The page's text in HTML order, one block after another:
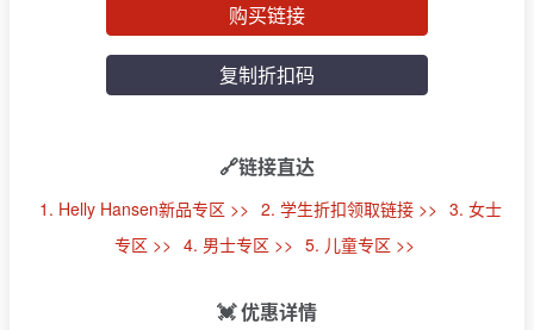
购买链接
复制折扣码
🔗链接直达
1. Helly Hansen新品专区 >> 2. 学生折扣领取链接 >> 3. 女士
专区 >> 4. 男士专区 >> 5. 儿童专区 >>
💓 优惠详情